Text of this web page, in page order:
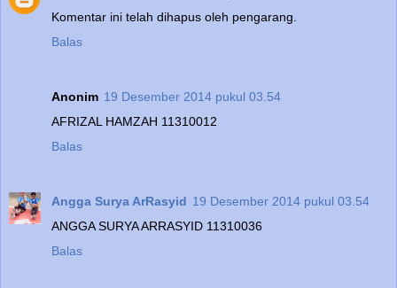
Komentar ini telah dihapus oleh pengarang.
Balas
Anonim 19 Desember 2014 pukul 03.54
AFRIZAL HAMZAH 11310012
Balas
Angga Surya ArRasyid 19 Desember 2014 pukul 03.54
ANGGA SURYA ARRASYID 11310036
Balas